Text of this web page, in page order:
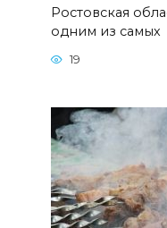
Ростовская
одним из самых
19